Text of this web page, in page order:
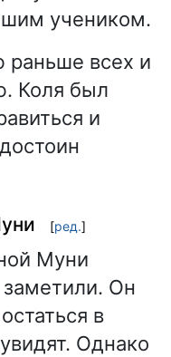
учеником.
всех и
Коля был
и
[ред.]
Муни
заметили. Он
в
Однако